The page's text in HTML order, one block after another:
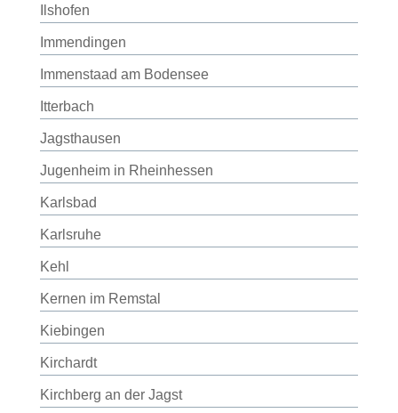
Ilshofen
Immendingen
Immenstaad am Bodensee
Itterbach
Jagsthausen
Jugenheim in Rheinhessen
Karlsbad
Karlsruhe
Kehl
Kernen im Remstal
Kiebingen
Kirchardt
Kirchberg an der Jagst